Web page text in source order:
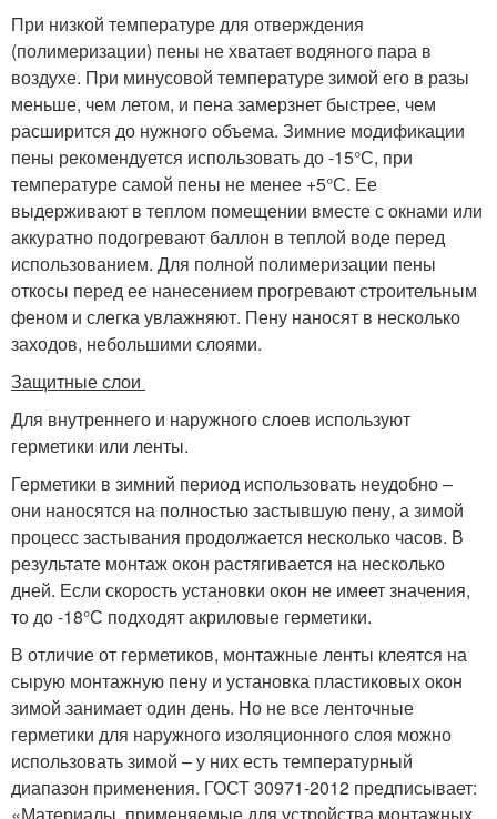
При низкой температуре для отверждения
(полимеризации) пены не хватает водяного пара в
воздухе. При минусовой температуре зимой его в разы
меньше, чем летом, и пена замерзнет быстрее, чем
расширится до нужного объема. Зимние модификации
пены рекомендуется использовать до -15°С, при
температуре самой пены не менее +5°С. Ее
выдерживают в теплом помещении вместе с окнами или
аккуратно подогревают баллон в теплой воде перед
использованием. Для полной полимеризации пены
откосы перед ее нанесением прогревают строительным
феном и слегка увлажняют. Пену наносят в несколько
заходов, небольшими слоями.
Защитные слои
Для внутреннего и наружного слоев используют
герметики или ленты.
Герметики в зимний период использовать неудобно –
они наносятся на полностью застывшую пену, а зимой
процесс застывания продолжается несколько часов. В
результате монтаж окон растягивается на несколько
дней. Если скорость установки окон не имеет значения,
то до -18°С подходят акриловые герметики.
В отличие от герметиков, монтажные ленты клеятся на
сырую монтажную пену и установка пластиковых окон
зимой занимает один день. Но не все ленточные
герметики для наружного изоляционного слоя можно
использовать зимой – у них есть температурный
диапазон применения. ГОСТ 30971-2012 предписывает: